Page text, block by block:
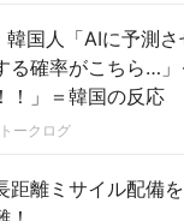
韓国人「AIに予測さ
る確率がこちら…
！」＝韓国の反応
ークログ
距離ミサイル配備